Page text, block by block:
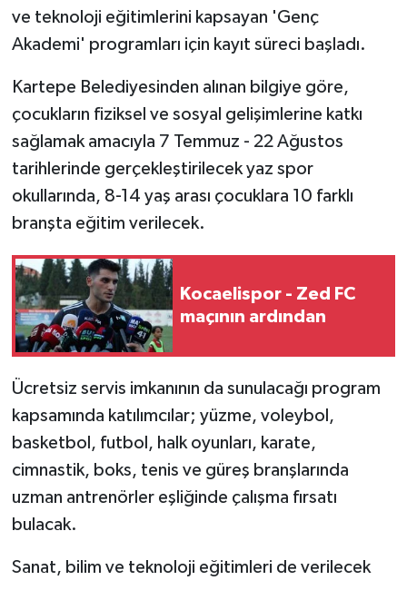
ve teknoloji eğitimlerini kapsayan 'Genç
Akademi' programları için kayıt süreci başladı.
Kartepe Belediyesinden alınan bilgiye göre,
çocukların fiziksel ve sosyal gelişimlerine katkı
sağlamak amacıyla 7 Temmuz - 22 Ağustos
tarihlerinde gerçekleştirilecek yaz spor
okullarında, 8-14 yaş arası çocuklara 10 farklı
branşta eğitim verilecek.
Kocaelispor - Zed FC
maçının ardından
Ücretsiz servis imkanının da sunulacağı program
kapsamında katılımcılar; yüzme, voleybol,
basketbol, futbol, halk oyunları, karate,
cimnastik, boks, tenis ve güreş branşlarında
uzman antrenörler eşliğinde çalışma fırsatı
bulacak.
Sanat, bilim ve teknoloji eğitimleri de verilecek